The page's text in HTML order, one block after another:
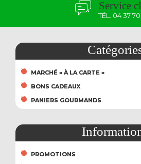
Service
TÉL. 04 37
MARCHÉ « À LA CARTE »
BONS CADEAUX
PANIERS GOURMANDS
PROMOTIONS